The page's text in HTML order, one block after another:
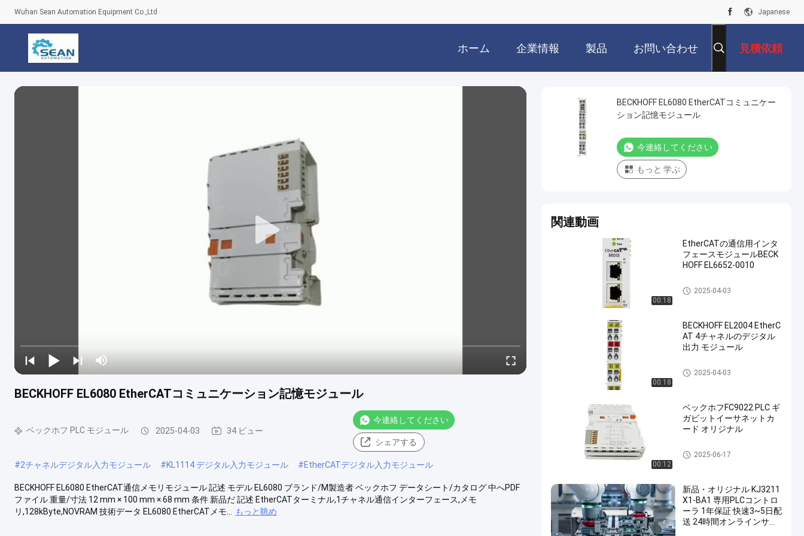
Wuhan Sean Automation Equipment Co.,Ltd Japanese
ホーム 企業情報 製品 お問い合わせ 見積依頼
BECKHOFF EL6080 EtherCATコミュニケーション記憶モジュール
ベックホフ PLC モジュール 2025-04-03 34 ビュー
今連絡してください
シェアする
#2チャネルデジタル入力モジュール #KL1114 デジタル入力モジュール #EtherCATデジタル入力モジュール
BECKHOFF EL6080 EtherCAT通信メモリモジュール 記述 モデル EL6080 ブランド/M製造者 ベックホフ データシート/カタログ 中へPDF
ファイル 重量/寸法 12 mm × 100 mm × 68 mm 条件 新品だ 記述 EtherCATターミナル,1チャネル通信インターフェース,メモ
リ,128kByte,NOVRAM 技術データ EL6080 EtherCATメモ...
もっと眺め
BECKHOFF EL6080 EtherCATコミュニケー
ション記憶モジュール
今連絡してください
もっと 学ぶ
関連動画
00:18
EtherCATの通信用インタ
フェースモジュールBECK
HOFF EL6652-0010
ベックホフ PLC モジュール
2025-04-03
00:18
BECKHOFF EL2004 EtherC
AT 4チャネルのデジタル
出力 モジュール
ベックホフ PLC モジュール
2025-04-03
00:12
ベックホフFC9022 PLC ギ
ガビットイーサネットカ
ード オリジナル
ベックホフ PLC モジュール
2025-06-17
新品・オリジナル KJ3211
X1-BA1 専用PLCコントロ
ーラ 1年保証 快速3~5日配
送 24時間オンラインサー